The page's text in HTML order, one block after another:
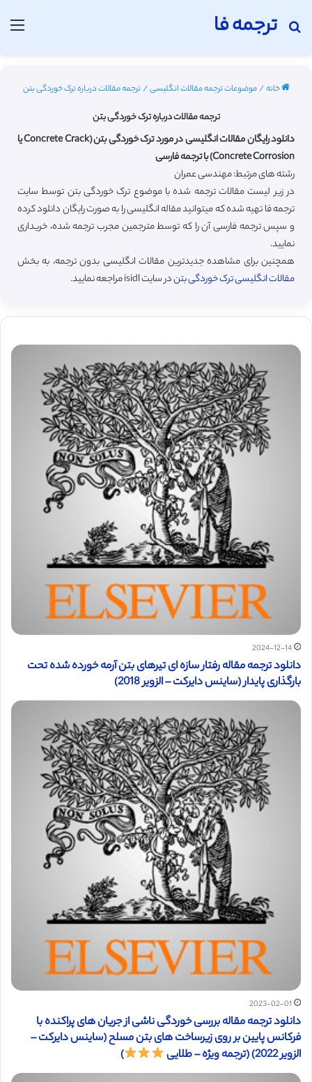
ترجمه فا
جستجو برای
خانه/موضوعات ترجمه مقالات انگلیسی/ترجمه مقالات درباره ترک خوردگی بتن
ترجمه مقالات درباره ترک خوردگی بتن
دانلود رایگان مقالات انگلیسی در مورد ترک خوردگی بتن (Concrete Crack یا
Concrete Corrosion) با ترجمه فارسی
رشته های مرتبط: مهندسی عمران
در زیر لیست مقالات ترجمه شده با موضوع ترک خوردگی بتن توسط سایت
ترجمه فا تهیه شده که میتوانید مقاله انگلیسی را به صورت رایگان دانلود کرده
و سپس ترجمه فارسی آن را که توسط مترجمین مجرب ترجمه شده، خریداری
نمایید.
همچنین برای مشاهده جدیدترین مقالات انگلیسی بدون ترجمه، به بخش
مقالات انگلیسی ترک خوردگی بتندر سایت isidl مراجعه نمایید.
2024-12-14
دانلود ترجمه مقاله رفتار سازه ای تیرهای بتن آرمه خورده شده تحت
بارگذاری پایدار (ساینس دایرکت – الزویر 2018)
2023-02-01
دانلود ترجمه مقاله بررسی خوردگی ناشی از جریان های پراکنده با
فرکانس پایین بر روی زیرساخت های بتن مسلح (ساینس دایرکت –
الزویر 2022) (ترجمه ویژه – طلایی
)